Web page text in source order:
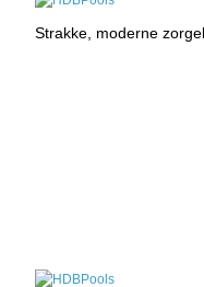
Strakke, moderne